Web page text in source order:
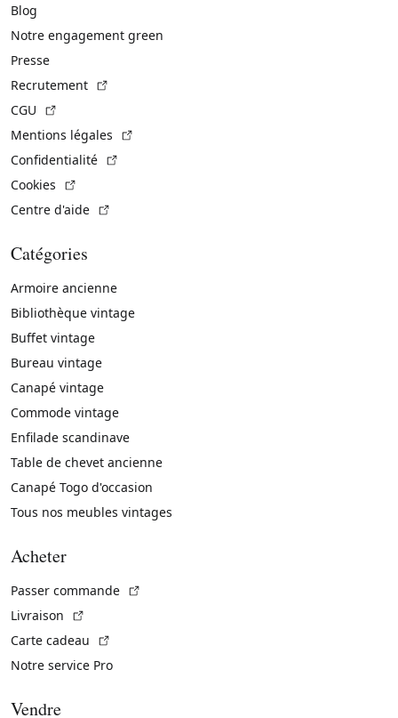
Blog
Notre engagement green
Presse
Recrutement
CGU
Mentions légales
Confidentialité
Cookies
Centre d'aide
Catégories
Armoire ancienne
Bibliothèque vintage
Buffet vintage
Bureau vintage
Canapé vintage
Commode vintage
Enfilade scandinave
Table de chevet ancienne
Canapé Togo d'occasion
Tous nos meubles vintages
Acheter
Passer commande
Livraison
Carte cadeau
Notre service Pro
Vendre